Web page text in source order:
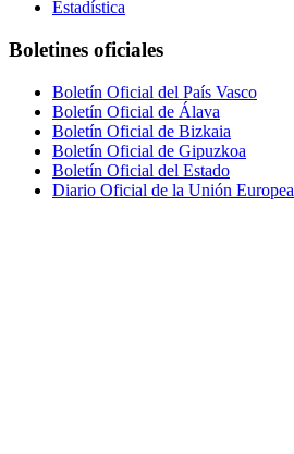
Estadística
Boletines oficiales
Boletín Oficial del País Vasco
Boletín Oficial de Álava
Boletín Oficial de Bizkaia
Boletín Oficial de Gipuzkoa
Boletín Oficial del Estado
Diario Oficial de la Unión Europea